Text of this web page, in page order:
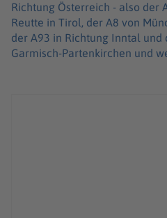
Richtung Österreich - also der
Reutte in Tirol, der A8 von
der A93 in Richtung Inntal und
Garmisch-Partenkirchen und